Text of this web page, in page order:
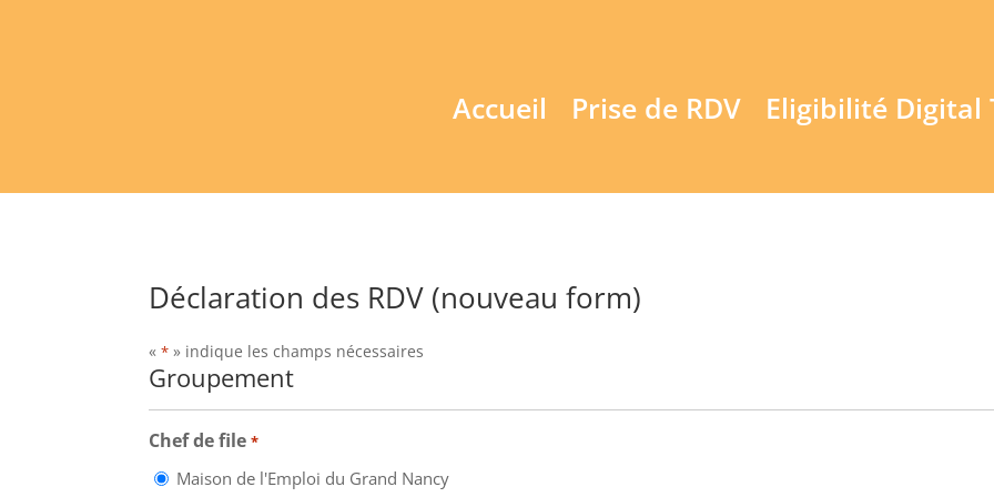
Accueil Prise de RDV Eligibilité Digital
Déclaration des RDV (nouveau form)
«* » indique les champs nécessaires
Groupement
Chef de file *
Maison de l'Emploi du Grand Nancy